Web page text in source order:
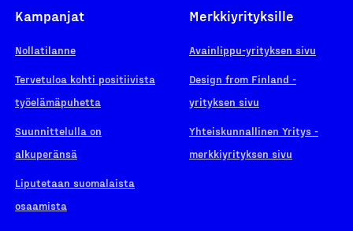
Kampanjat
Nollatilanne
Tervetuloa kohti positiivista
työelämäpuhetta
Suunnittelulla on
alkuperänsä
Liputetaan suomalaista
osaamista
Merkkiyrityksille
Avainlippu-yrityksen sivu
Design from Finland -
yrityksen sivu
Yhteiskunnallinen Yritys -
merkkiyrityksen sivu